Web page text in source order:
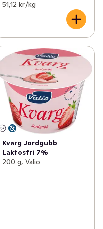
51,12 kr /kg
Kvarg Jordgubb
Laktosfri 7%
200 g, Valio